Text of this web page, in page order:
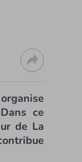
organise
ce
de La